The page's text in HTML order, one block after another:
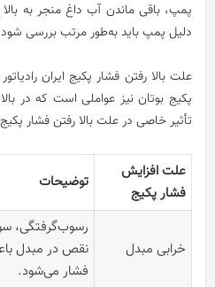
پمپ، باقی ماندن آب داغ منجر به
دلیل پمپ باید به‌طور مرتب بررسی
علت بالا رفتن فشار پکیج ایران
پکیج بوتان نیز عواملی است که در
تأثیر خاصی در علت بالا رفتن فشار پکیج
علت افزایش
فشار پکیج
توضیحات
خرابی مبدل
رسوب‌گرفتگی،
نقص در مبدل
فشار می‌شود.